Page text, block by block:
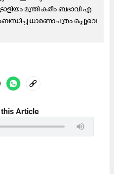
മ​ന്ത്രി ക​രീം ബ​ദാ​വി എ​
ധാ​ര​ണാ​പ​ത്രം ഒ​പ്പു​വെ​
Article